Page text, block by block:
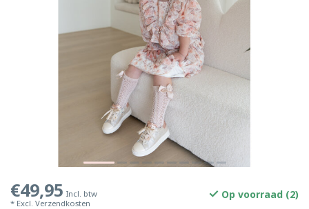
€49,95 Incl. btw
* Excl. Verzendkosten
Op voorraad (2)